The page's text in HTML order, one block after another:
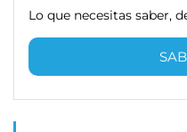
Lo que necesitas saber,